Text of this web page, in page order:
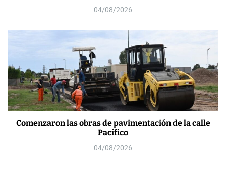
04/08/2026
Comenzaron las obras de pavimentación de la calle
Pacífico
04/08/2026